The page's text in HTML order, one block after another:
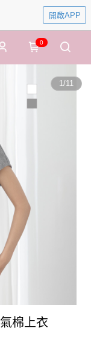
開啟APP
0
1/11
棉上衣